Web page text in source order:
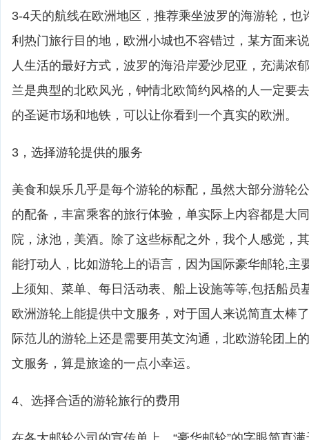
3-4天的航线在欧洲地区，推荐乘坐波罗的海游轮，也
利热门旅行目的地，欧洲小城也不容错过，某方面来
人生活的最好方式，波罗的海沿岸爱沙尼亚，充满浓
兰是典型的北欧风光，钟情北欧简约风格的人一定要
的圣诞市场和地铁，可以让你看到一个真实的欧洲。
3，选择游轮提供的服务
美食和娱乐几乎是每个游轮的标配，虽然大部分游轮
的配备，丰富乘客的旅行体验，单实际上内容都是大
院，泳池，美酒。除了这些标配之外，我个人感觉，
能打动人，比如游轮上的语言，因为国际豪华邮轮,主
上须知、菜单、每日活动表、船上设施等等,包括船员
欧洲游轮上能提供中文服务，对于国人来说简直太棒
际范儿的游轮上还是需要用英文沟通，北欧游轮团上
文服务，算是旅途的一点小幸运。
4、选择合适的游轮旅行的费用